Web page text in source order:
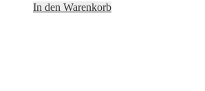
In den Warenkorb